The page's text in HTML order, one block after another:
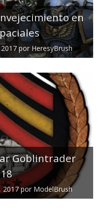
en
por HeresyBrush
Goblintrader
2017por ModelBrush